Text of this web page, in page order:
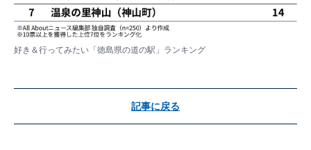
好き＆行ってみたい「徳島県の道の駅」ランキング
記事に戻る